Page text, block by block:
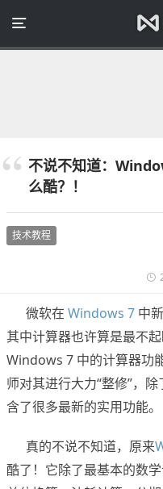
不说不知道：
么酷？！
技术教程
微软在 Windows 7 中
其中计算器也许算是最不
Windows 7 中的计算器功
师对其进行大力“整修”，
含了很多最新的实用功能。
真的不说不知道，原来
酷了！它除了最基本的数